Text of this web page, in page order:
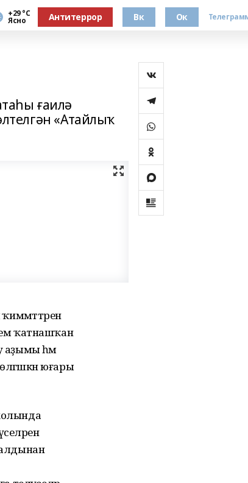
+29 °С
Ясно Антитеррор Вк Ок
ғаилә
«Атайлыҡ
ҡиммәттәрен
ҡатнашҡан
аҙымы һәм
юғары
алдынан